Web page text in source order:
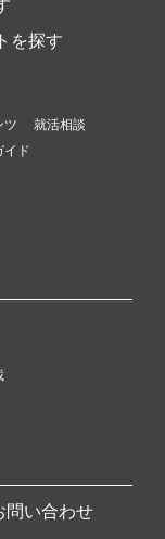
を探す
ツ
就活相談
イド
問い合わせ